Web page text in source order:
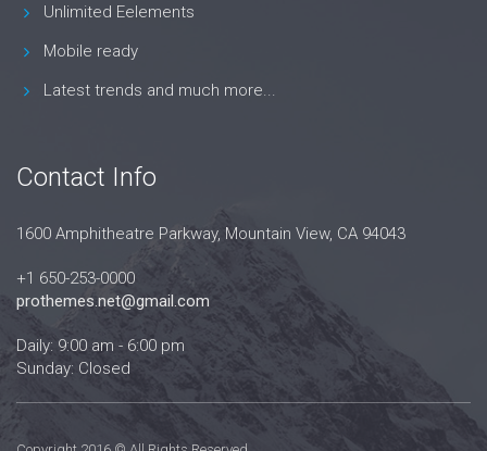
Unlimited Eelements
Mobile ready
Latest trends and much more...
Contact Info
1600 Amphitheatre Parkway, Mountain View, CA 94043
+1 650-253-0000
prothemes.net@gmail.com
Daily: 9:00 am - 6:00 pm
Sunday: Closed